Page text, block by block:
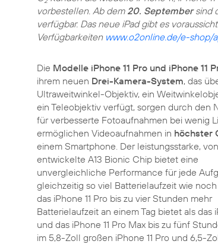
vorbestellen. Ab dem 20. Septembersind
verfügbar. Das neue iPad gibt es
Verfügbarkeiten www.o2online.de/e-shop/
Die Modelle iPhone 11 Pro und iPhone 11
ihrem neuen Drei-Kamera-System, das
Ultraweitwinkel-Objektiv, ein
ein Teleobjektiv verfügt, sorgen durch den
für verbesserte Fotoaufnahmen bei wenig
ermöglichen Videoaufnahmen in höchster
einem Smartphone. Der leistungsstarke,
entwickelte A13 Bionic Chip bietet eine
unvergleichliche Performance für jede
gleichzeitig so viel Batterielaufzeit wie
das iPhone 11 Pro bis zu vier Stunden mehr
Batterielaufzeit an einem Tag bietet als das
und das iPhone 11 Pro Max bis zu fünf
im 5,8-Zoll großen iPhone 11 Pro und 6,5-